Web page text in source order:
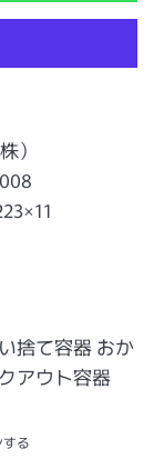
）
捨て容器 おか
アウト容器
する
するPinterestでピンする